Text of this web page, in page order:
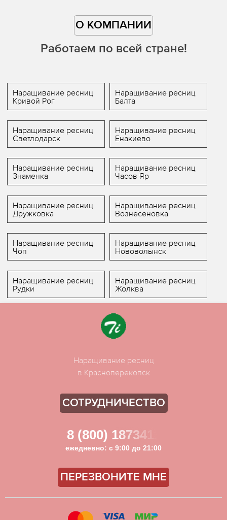
О КОМПАНИИ
Работаем по всей стране!
Наращивание ресниц
Кривой Рог
Наращивание ресниц
Балта
Наращивание ресниц
Светлодарск
Наращивание ресниц
Енакиево
Наращивание ресниц
Знаменка
Наращивание ресниц
Часов Яр
Наращивание ресниц
Дружковка
Наращивание ресниц
Вознесеновка
Наращивание ресниц
Чоп
Наращивание ресниц
Нововолынск
Наращивание ресниц
Рудки
Наращивание ресниц
Жолква
Наращивание ресниц
в Красноперекопск
СОТРУДНИЧЕСТВО
8 (800) 1873411
ежедневно: с 9:00 до 21:00
ПЕРЕЗВОНИТЕ МНЕ